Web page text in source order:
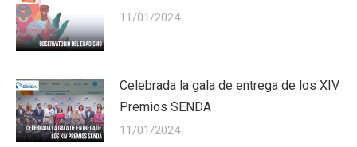
11/01/2024
Celebrada la gala de entrega de los XIV
Premios SENDA
11/01/2024